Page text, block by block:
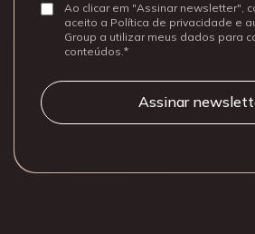
ConsentirAo clicar em "Assinar newsletter",
aceito a Política de privacidade e
Group a utilizar meus dados para
conteúdos.